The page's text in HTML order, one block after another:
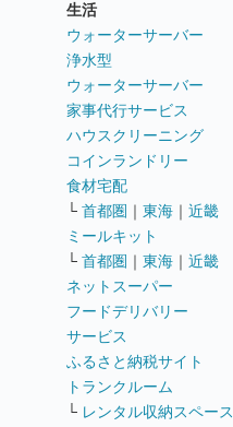
生活
ウォーターサーバー
浄水型
ウォーターサーバー
家事代行サービス
ハウスクリーニング
コインランドリー
食材宅配
└ 首都圏 ｜ 東海 ｜ 近畿
ミールキット
└ 首都圏 ｜ 東海 ｜ 近畿
ネットスーパー
フードデリバリー
サービス
ふるさと納税サイト
トランクルーム
└ レンタル収納スペース